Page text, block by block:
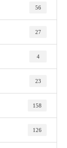
56
27
4
23
158
126